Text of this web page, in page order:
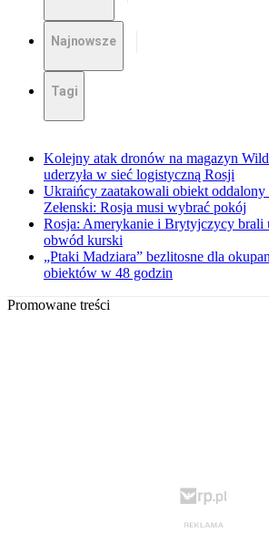
Najnowsze
Tagi
Kolejny atak dronów na magazyn
uderzyła w sieć logistyczną Rosji
Ukraińcy zaatakowali obiekt
Zełenski: Rosja musi wybrać pokój
Rosja: Amerykanie i Brytyjczycy brali
obwód kurski
„Ptaki Madziara” bezlitosne dla
obiektów w 48 godzin
Promowane treści